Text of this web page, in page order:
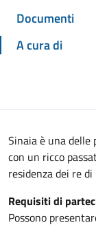
Documenti
A cura di
Sinaia è una delle
con un ricco
residenza dei re di
Requisiti di
Possono